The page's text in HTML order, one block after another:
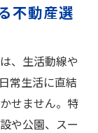
ョンの工夫
動産が鍵
ンテリア空
不動産選
、生活動線や
常生活に直結
せません。特
や公園、スー